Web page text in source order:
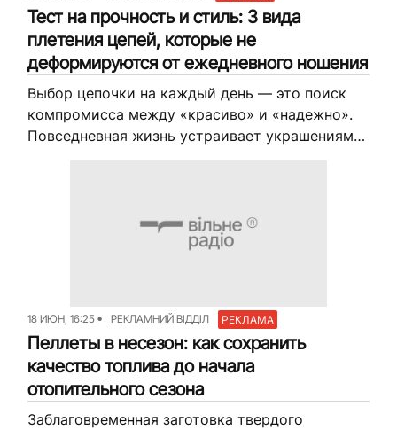
Тест на прочность и стиль: 3 вида
плетения цепей, которые не
деформируются от ежедневного ношения
Выбор цепочки на каждый день — это поиск
компромисса между «красиво» и «надежно».
Повседневная жизнь устраивает украшениям
18 ИЮН, 16:25 РЕКЛАМНИЙ ВІДДІЛ РЕКЛАМА
Пеллеты в несезон: как сохранить
качество топлива до начала
отопительного сезона
Заблаговременная заготовка твердого